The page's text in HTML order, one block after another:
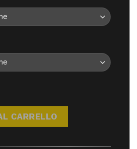
€.53,10 €.
Discensori - Petzl
CARRELLO